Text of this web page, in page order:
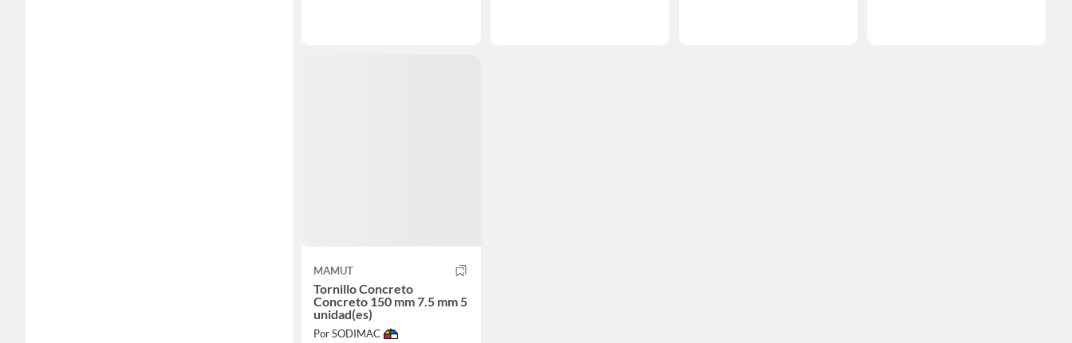
MAMUT
Tornillo Concreto
Concreto 150 mm 7.5 mm 5
unidad(es)
Por SODIMAC